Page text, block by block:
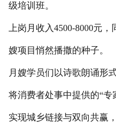
级培训班。
上岗月收入4500-8000元
嫂项目悄然播撒的种子。
月嫂学员们以诗歌朗诵形
将消费者处事中提供的“专
实现城乡链接与双向共赢